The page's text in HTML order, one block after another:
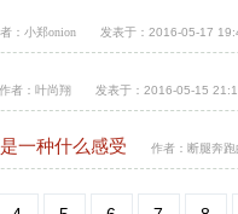
： 小郑onion 发表于：2016-05-17
作者： 叶尚翔 发表于：2016-05-15
一种什么感受 作者： 断腿奔